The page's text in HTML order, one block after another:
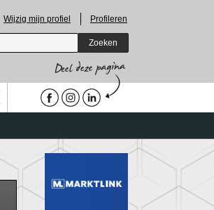
Wijzig mijn profiel Profileren
Zoeken